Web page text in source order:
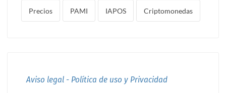
Precios PAMI IAPOS Criptomonedas